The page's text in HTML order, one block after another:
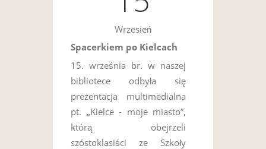
Wrzesień
Spacerkiem po Kielcach
15. września br. w naszej
bibliotece odbyła się
prezentacja multimedialna
pt. „Kielce - moje miasto”,
którą obejrzeli
szóstoklasiści ze Szkoły